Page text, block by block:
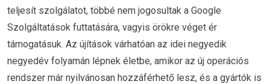
teljesít szolgálatot, többé nem jogosultak a Google
Szolgáltatások futtatására, vagyis örökre véget ér
támogatásuk. Az újítások várhatóan az idei negyedik
negyedév folyamán lépnek életbe, amikor az új operációs
rendszer már nyilvánosan hozzáférhető lesz, és a gyártók is